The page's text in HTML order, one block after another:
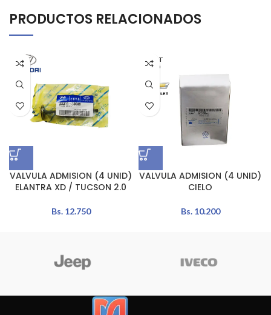
PRODUCTOS RELACIONADOS
VALVULA ADMISION (4 UNID)
ELANTRA XD / TUCSON 2.0
Bs.12.750
AGOT
ADO
VALVULA ADMISION (4 UNID)
CIELO
Bs.10.200